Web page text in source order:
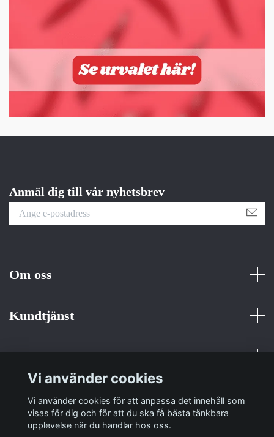
Anmäl dig till vår nyhetsbrev
Om oss
Kundtjänst
Sociala medier
Vi använder cookies
Vi använder cookies för att anpassa det innehåll som
visas för dig och för att du ska få bästa tänkbara
upplevelse när du handlar hos oss.